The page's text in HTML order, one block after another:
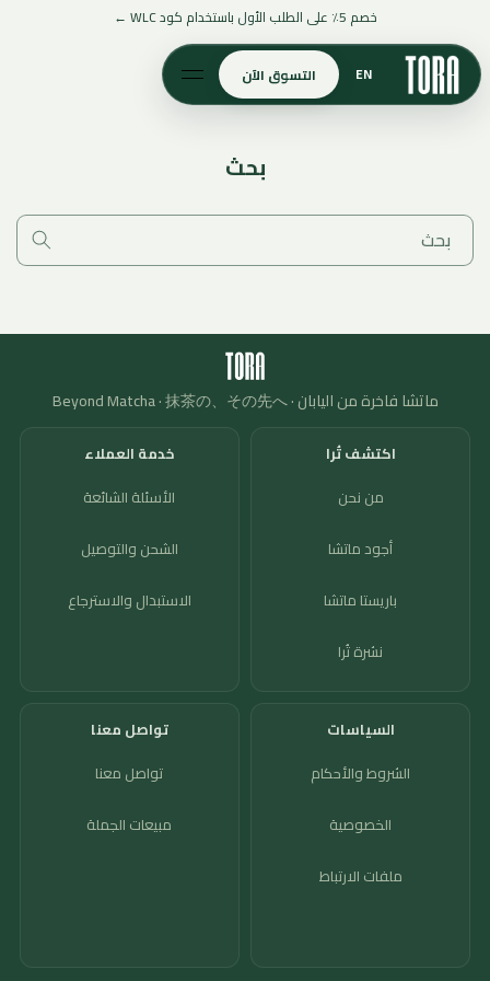
خصم 5٪ على الطلب الأول باستخدام كود WLC ←
EN التسوق الآن
بحث
بحث
ماتشا فاخرة من اليابان · Beyond Matcha · 抹茶の、その先へ
اكتشف تُرا
من نحن
أجود ماتشا
باريستا ماتشا
نشرة تُرا
خدمة العملاء
الأسئلة الشائعة
الشحن والتوصيل
الاستبدال والاسترجاع
السياسات
الشروط والأحكام
الخصوصية
ملفات الارتباط
تواصل معنا
تواصل معنا
مبيعات الجملة